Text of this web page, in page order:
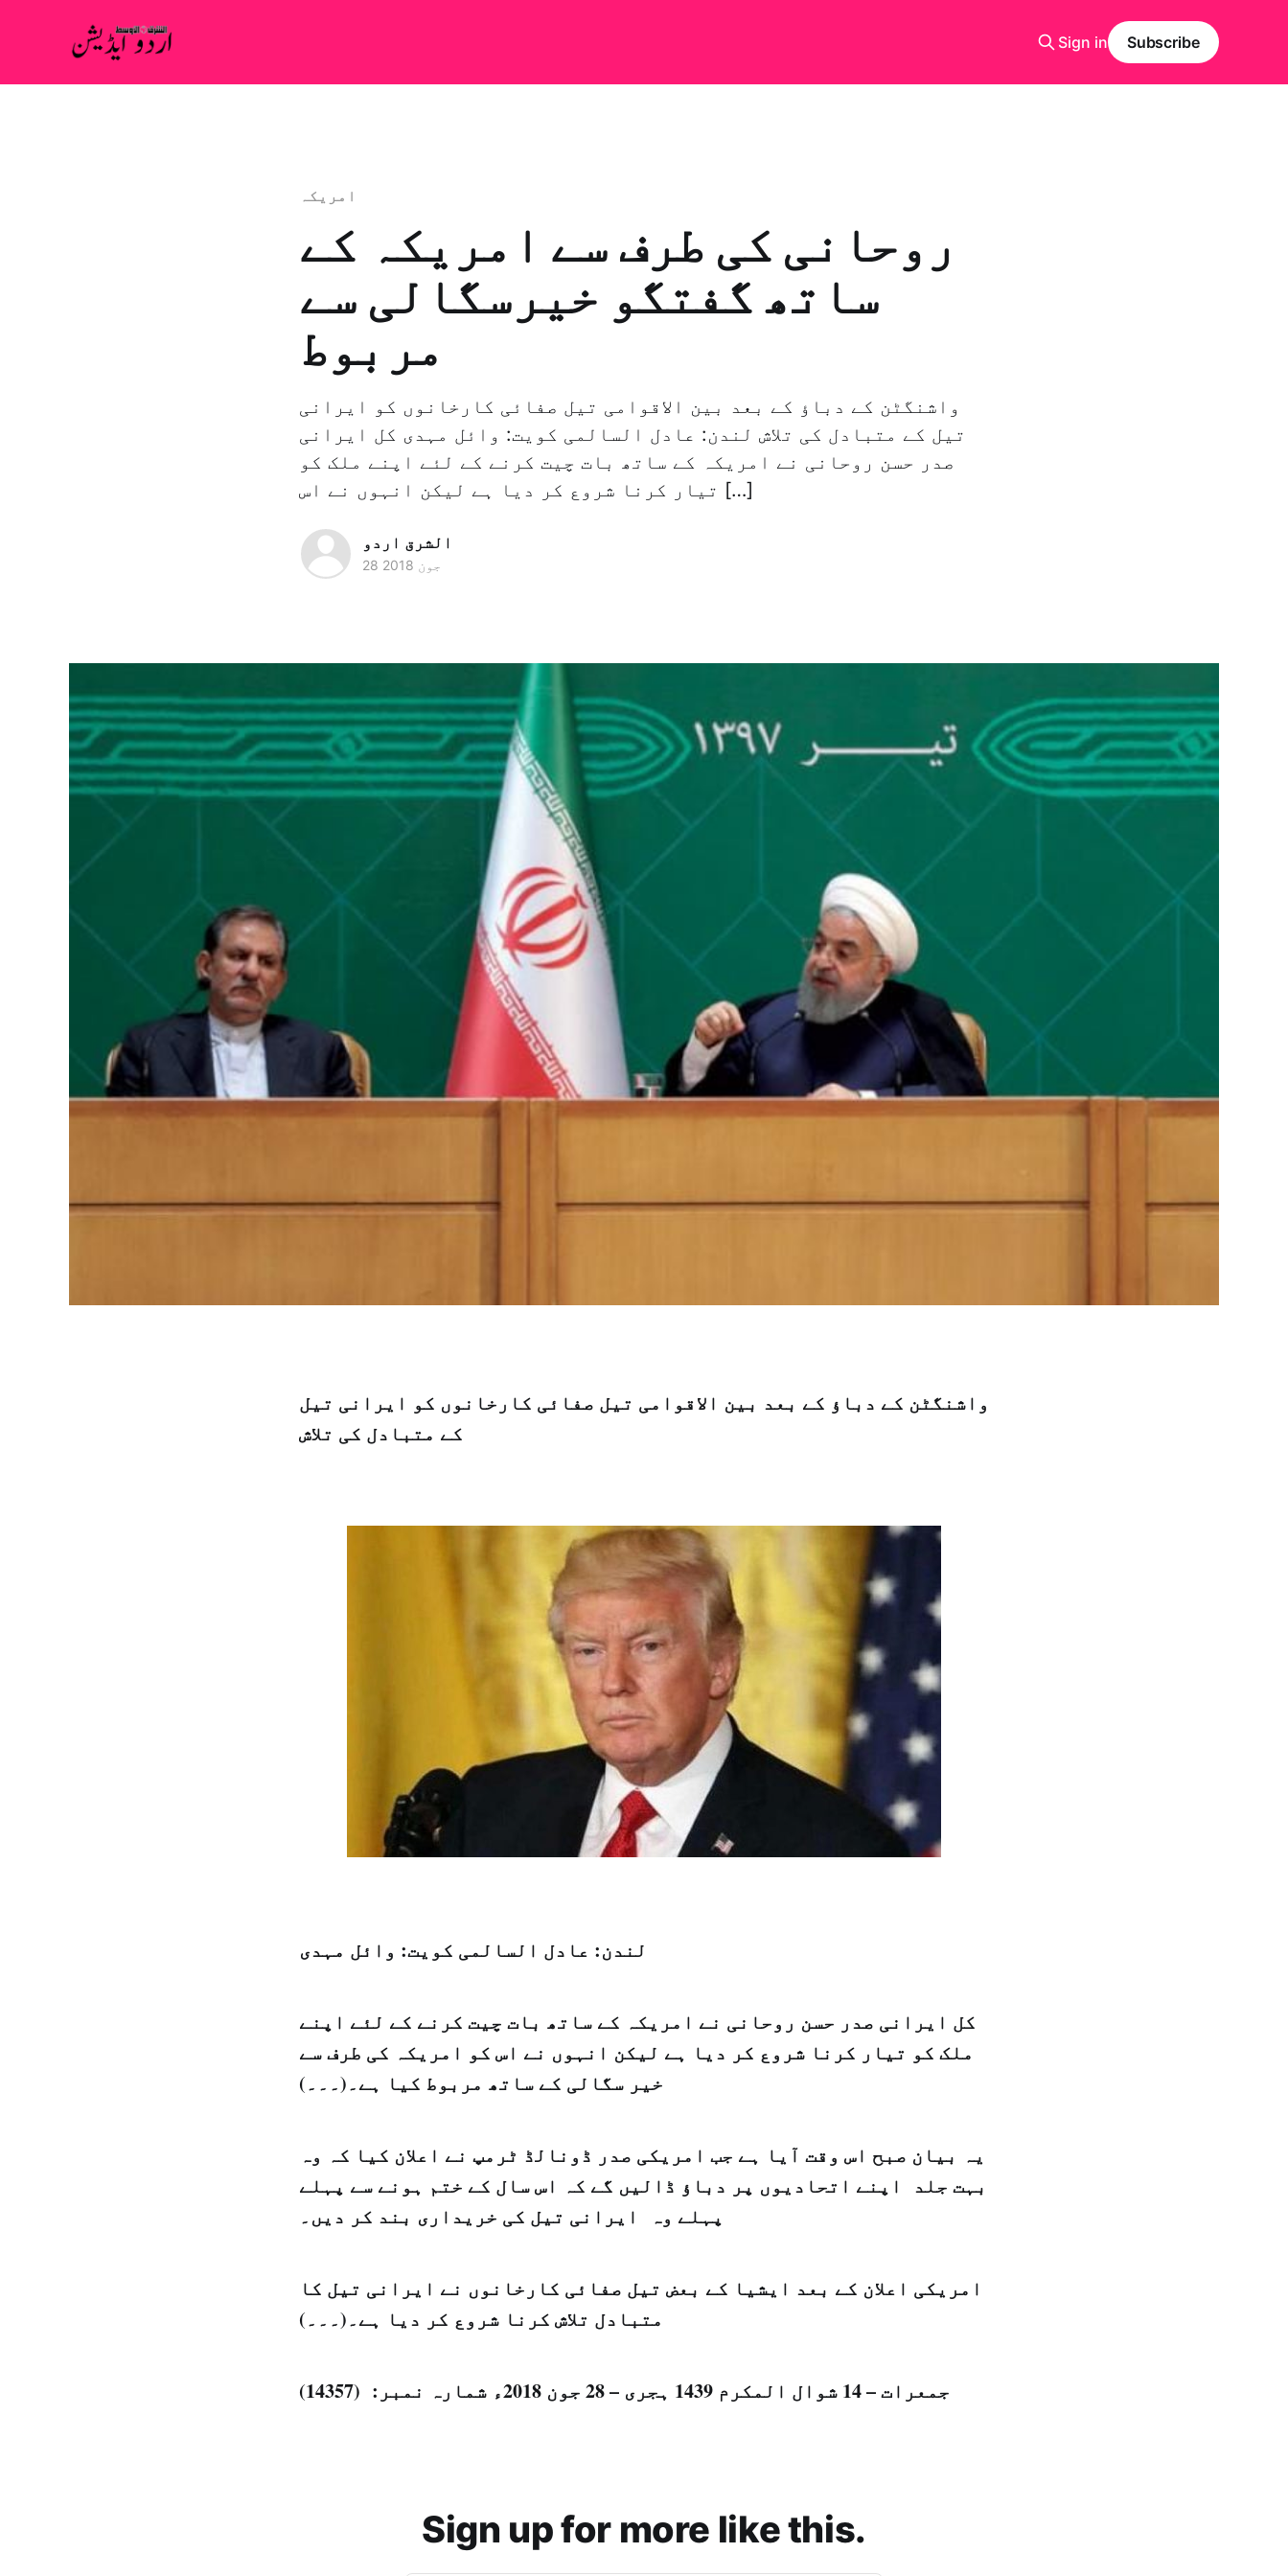
Sign in Subscribe
امريكہ
روحانی کی طرف سے امریکہ کے
ساتھ گفتگو خیرسگالی سے
مربوط
واشنگٹن کے دباؤ کے بعد بین الاقوامی تیل صفائی کارخانوں کو ایرانی
تیل کے متبادل کی تلاش لندن: عادل السالمی کویت: وائل مہدی کل ایرانی
صدر حسن روحانی نے امریکہ کے ساتھ بات چیت کرنے کے لئے اپنے ملک کو
تیار کرنا شروع کر دیا ہے لیکن انہوں نے اس […]
الشرق اردو
28 جون 2018
واشنگٹن کے دباؤ کے بعد بین الاقوامی تیل صفائی کارخانوں کو ایرانی تیل
کے متبادل کی تلاش
لندن: عادل السالمی کویت: وائل مہدی
کل ایرانی صدر حسن روحانی نے امریکہ کے ساتھ بات چیت کرنے کے لئے اپنے
ملک کو تیار کرنا شروع کر دیا ہے لیکن انہوں نے اس کو امریکہ کی طرف سے
خیر سگالی کے ساتھ مربوط کیا ہے۔(۔۔۔)
یہ بیان صبح اس وقت آیا ہے جب امریکی صدر ڈونالڈ ٹرمپ نے اعلان کیا کہ وہ
بہت جلد اپنے اتحادیوں پر دباؤ ڈالیں گے کہ اس سال کے ختم ہونے سے پہلے
پہلے وہ ایرانی تیل کی خریداری بند کر دیں۔
امریکی اعلان کے بعد ایشیا کے بعض تیل صفائی کارخانوں نے ایرانی تیل کا
متبادل تلاش کرنا شروع کر دیا ہے۔(۔۔۔)
جمعرات – 14 شوال المکرم 1439 ہجری – 28 جون 2018ء شمارہ نمبر: (14357)
Sign up for more like this.